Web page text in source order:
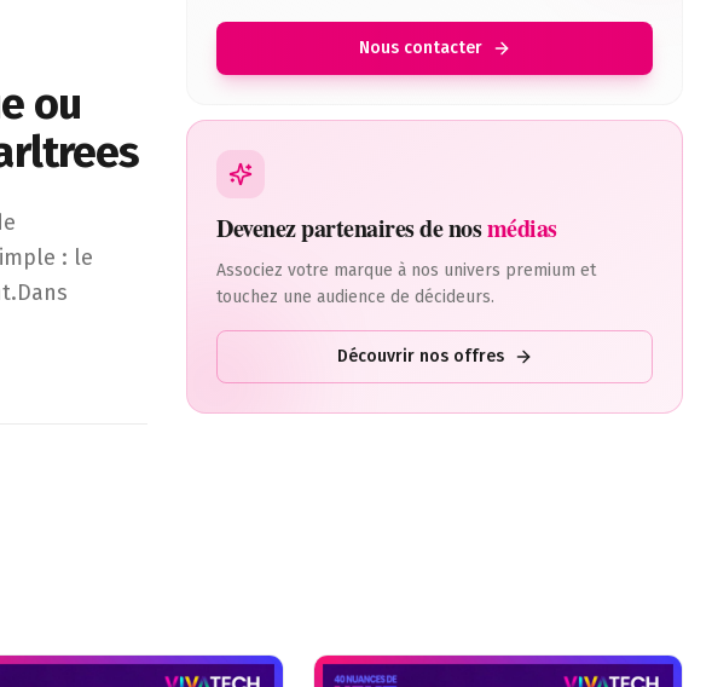
ou
Lamothe, CEO et cofondateur de Pearltrees, ramène le sujet à une
: le
Nous contacter
Devenez partenaires de nosmédias
Associez votre marque à nos univers premium et
touchez une audience de décideurs.
Découvrir nos offres